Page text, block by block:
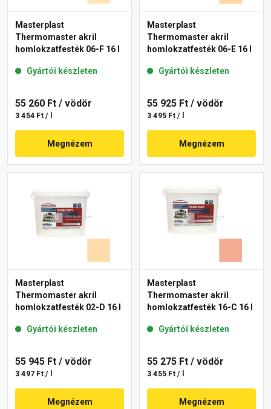
Masterplast
Thermomaster akril
homlokzatfesték 06-F 16 l
Gyártói készleten
55 260 Ft / vödör
3 454 Ft / l
Megnézem
Masterplast
Thermomaster akril
homlokzatfesték 06-E 16 l
Gyártói készleten
55 925 Ft / vödör
3 495 Ft / l
Megnézem
Masterplast
Thermomaster akril
homlokzatfesték 02-D 16 l
Gyártói készleten
55 945 Ft / vödör
3 497 Ft / l
Megnézem
Masterplast
Thermomaster akril
homlokzatfesték 16-C 16 l
Gyártói készleten
55 275 Ft / vödör
3 455 Ft / l
Megnézem